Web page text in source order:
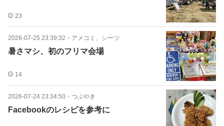
23
2026-07-25 23:39:32 ・ アメコミ、シーツ
暑さマシ、初のフリマ会場
14
2026-07-24 23:34:50 ・ つぶやき
Facebookのレシピを参考に